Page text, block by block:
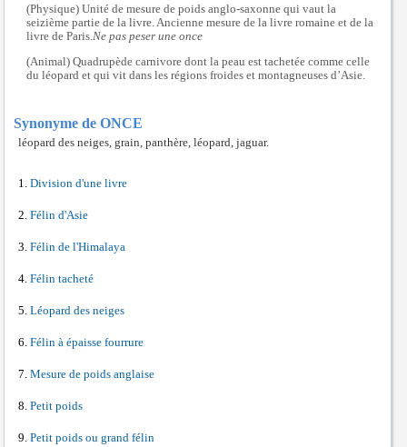
(Physique) Unité de mesure de poids anglo-saxonne qui vaut la
seizième partie de la livre. Ancienne mesure de la livre romaine et de la
livre de Paris. Ne pas peser une once
(Animal) Quadrupède carnivore dont la peau est tachetée comme celle
du léopard et qui vit dans les régions froides et montagneuses d’Asie.
Synonyme de ONCE
léopard des neiges, grain, panthère, léopard, jaguar.
Division d'une livre
Félin d'Asie
Félin de l'Himalaya
Félin tacheté
Léopard des neiges
Félin à épaisse fourrure
Mesure de poids anglaise
Petit poids
Petit poids ou grand félin